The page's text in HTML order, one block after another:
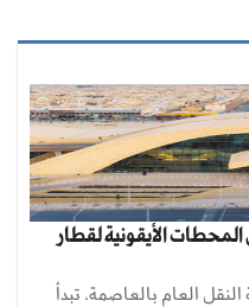
الأيقونية لقطار
العام بالعاصمة، تبدأ